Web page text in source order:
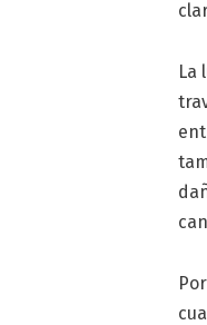
La